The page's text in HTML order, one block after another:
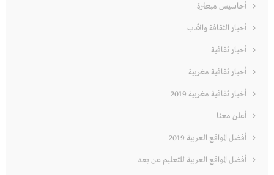
أحاسيس مبعثرة
أخبار الثقافة والأدب
أخبار ثقافية
أخبار ثقافية مغربية
أخبار ثقافية مغربية 2019
أعلن معنا
أفضل المواقع العربية 2019
أفضل المواقع العربية للتعليم عن بعد